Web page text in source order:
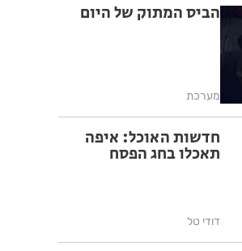
הביס המתוק של היום
מערכת
חדשות האוכל: איפה
תאכלו בחג הפסח
דודי טל